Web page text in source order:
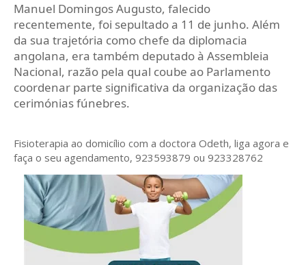
Manuel Domingos Augusto, falecido
recentemente, foi sepultado a 11 de junho. Além
da sua trajetória como chefe da diplomacia
angolana, era também deputado à Assembleia
Nacional, razão pela qual coube ao Parlamento
coordenar parte significativa da organização das
cerimónias fúnebres.
Fisioterapia ao domicílio com a doctora Odeth, liga agora e
faça o seu agendamento, 923593879 ou 923328762